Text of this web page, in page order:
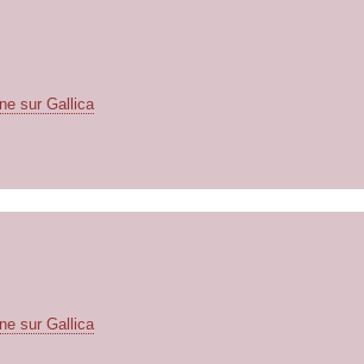
sur Gallica
sur Gallica